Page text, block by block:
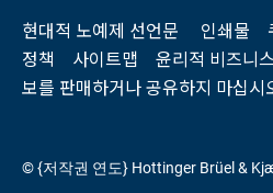
현대적 노예제 선언문
인쇄물
정책
사이트맵 윤리적 비즈니스
보를 판매하거나 공유하지 마십시
© {저작권 연도} Hottinger Brüel &